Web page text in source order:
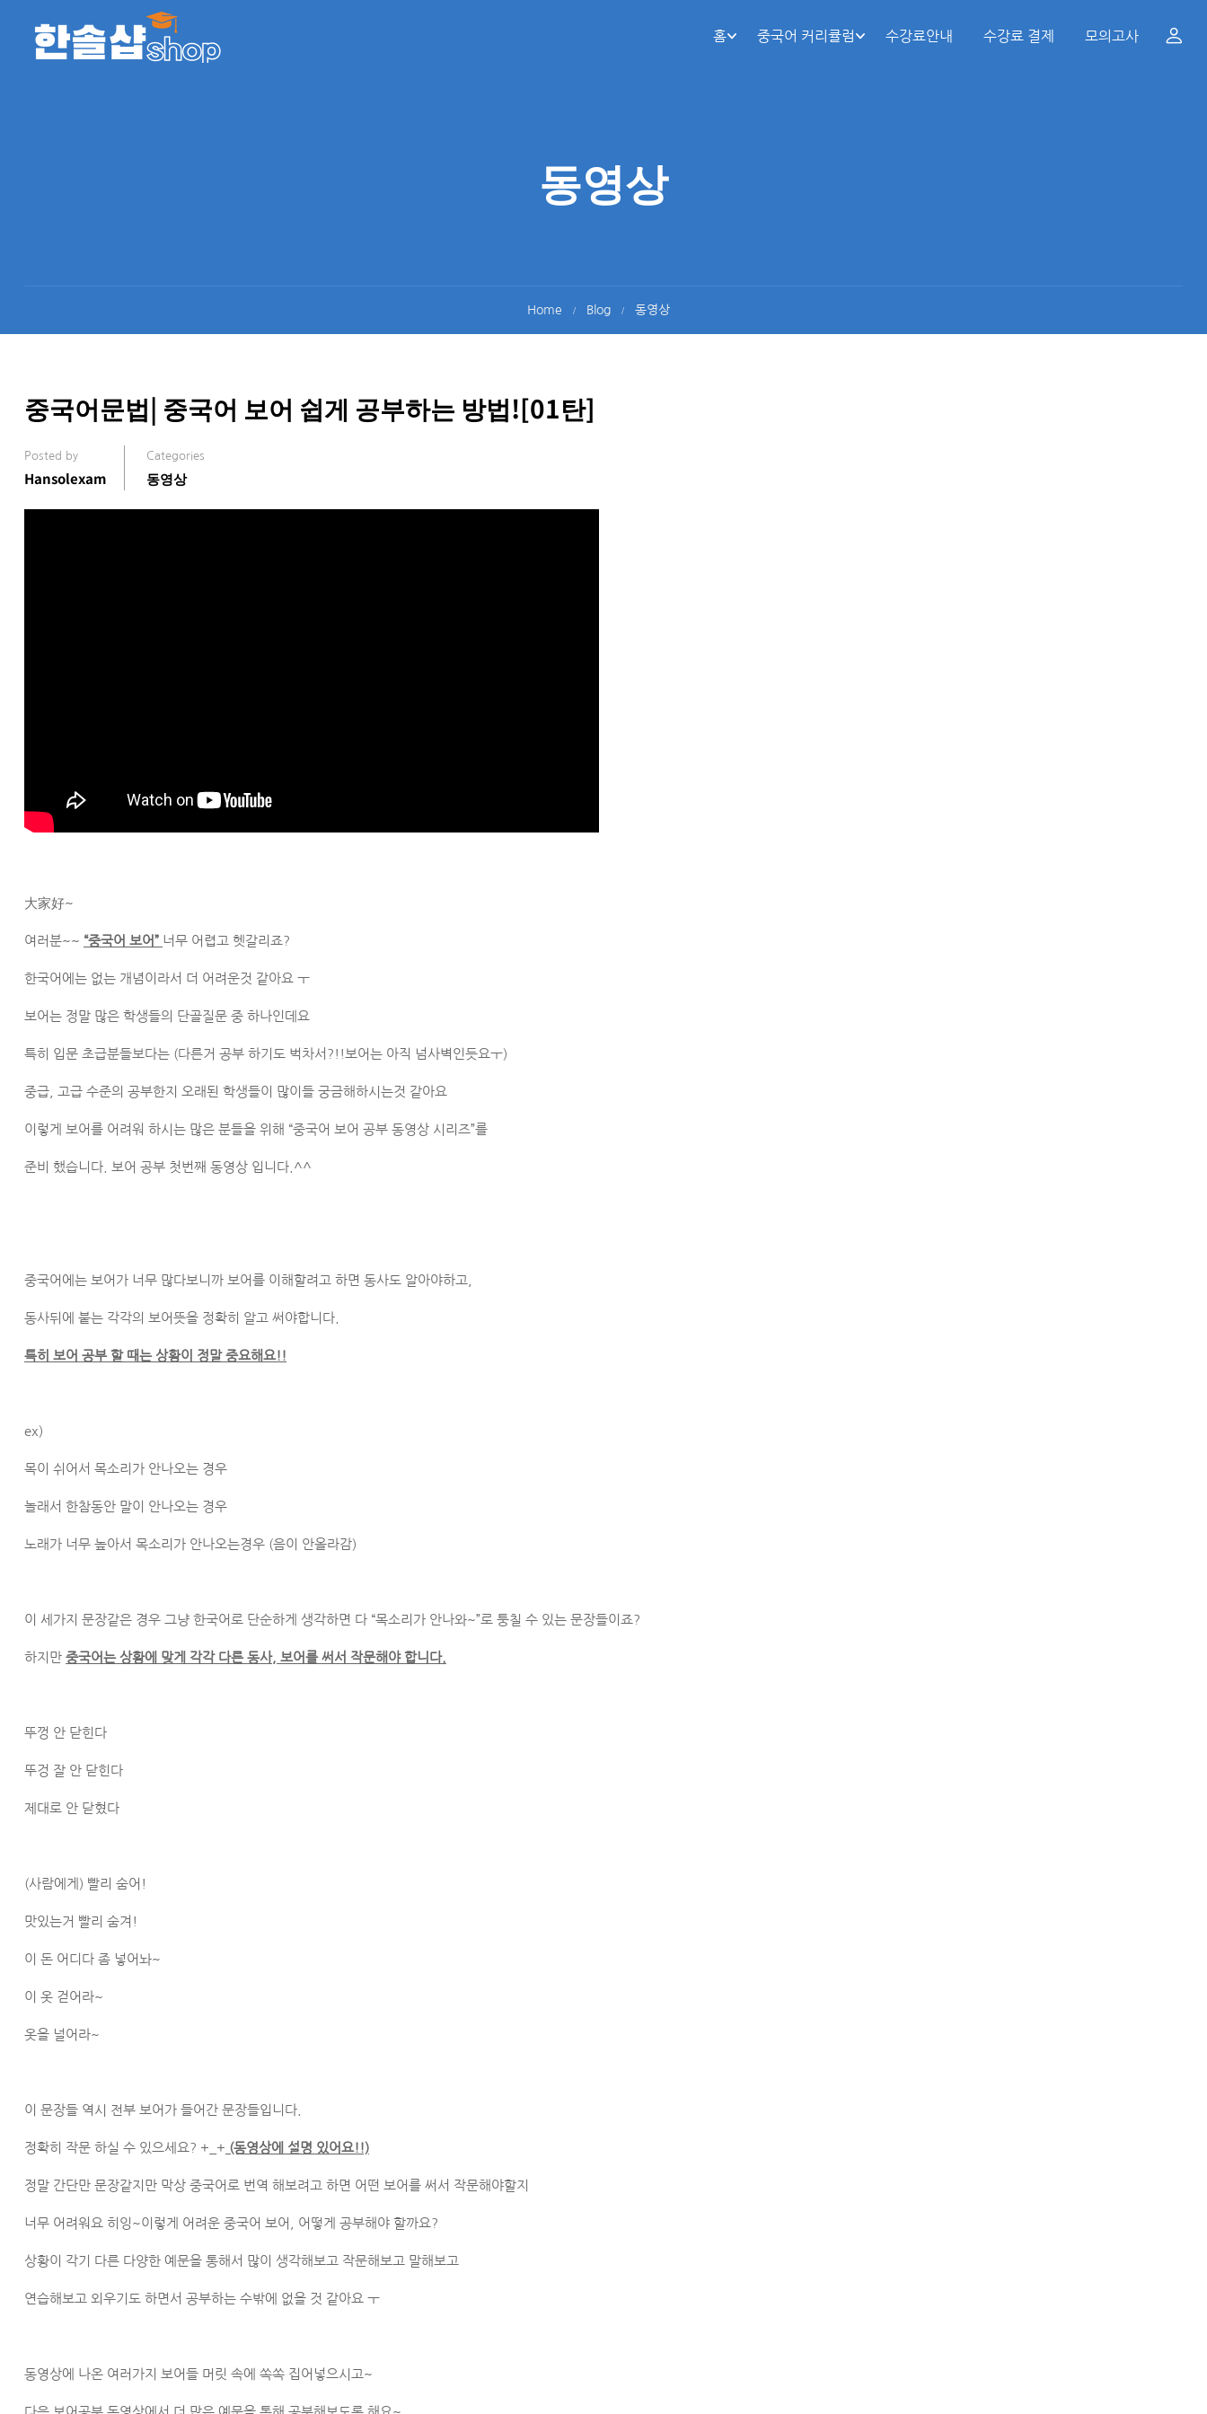
홈 중국어 커리큘럼 수강료안내 수강료 결제 모의고사
동영상
Home Blog 동영상
중국어문법| 중국어 보어 쉽게 공부하는 방법![01탄]
Posted by
Hansolexam
Categories
동영상
大家好~
여러분~~ “중국어 보어” 너무 어렵고 헷갈리죠?
한국어에는 없는 개념이라서 더 어려운것 같아요 ㅜ
보어는 정말 많은 학생들의 단골질문 중 하나인데요
특히 입문 초급분들보다는 (다른거 공부 하기도 벅차서?!!보어는 아직 넘사벽인듯요ㅜ)
중급, 고급 수준의 공부한지 오래된 학생들이 많이들 궁금해하시는것 같아요
이렇게 보어를 어려워 하시는 많은 분들을 위해 “중국어 보어 공부 동영상 시리즈”를
준비 했습니다. 보어 공부 첫번째 동영상 입니다.^^
중국어에는 보어가 너무 많다보니까 보어를 이해할려고 하면 동사도 알아야하고,
동사뒤에 붙는 각각의 보어뜻을 정확히 알고 써야합니다.
특히 보어 공부 할 때는 상황이 정말 중요해요!!
ex)
목이 쉬어서 목소리가 안나오는 경우
놀래서 한참동안 말이 안나오는 경우
노래가 너무 높아서 목소리가 안나오는경우 (음이 안올라감)
이 세가지 문장같은 경우 그냥 한국어로 단순하게 생각하면 다 “목소리가 안나와~”로 퉁칠 수 있는 문장들이죠?
하지만 중국어는 상황에 맞게 각각 다른 동사, 보어를 써서 작문해야 합니다.
뚜껑 안 닫힌다
뚜겅 잘 안 닫힌다
제대로 안 닫혔다
(사람에게) 빨리 숨어!
맛있는거 빨리 숨겨!
이 돈 어디다 좀 넣어놔~
이 옷 걷어라~
옷을 널어라~
이 문장들 역시 전부 보어가 들어간 문장들입니다.
정확히 작문 하실 수 있으세요? +_+ (동영상에 설명 있어요!!)
정말 간단만 문장같지만 막상 중국어로 번역 해보려고 하면 어떤 보어를 써서 작문해야할지
너무 어려워요 히잉~이렇게 어려운 중국어 보어, 어떻게 공부해야 할까요?
상황이 각기 다른 다양한 예문을 통해서 많이 생각해보고 작문해보고 말해보고
연습해보고 외우기도 하면서 공부하는 수밖에 없을 것 같아요 ㅜ
동영상에 나온 여러가지 보어들 머릿 속에 쏙쏙 집어넣으시고~